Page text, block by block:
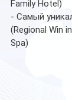
Family Hotel)
- Самый
(Regional Win
Spa)